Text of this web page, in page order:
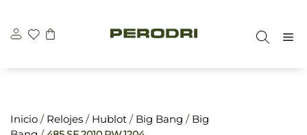
contenido
Inicio / Relojes / Hublot / Big Bang / Big